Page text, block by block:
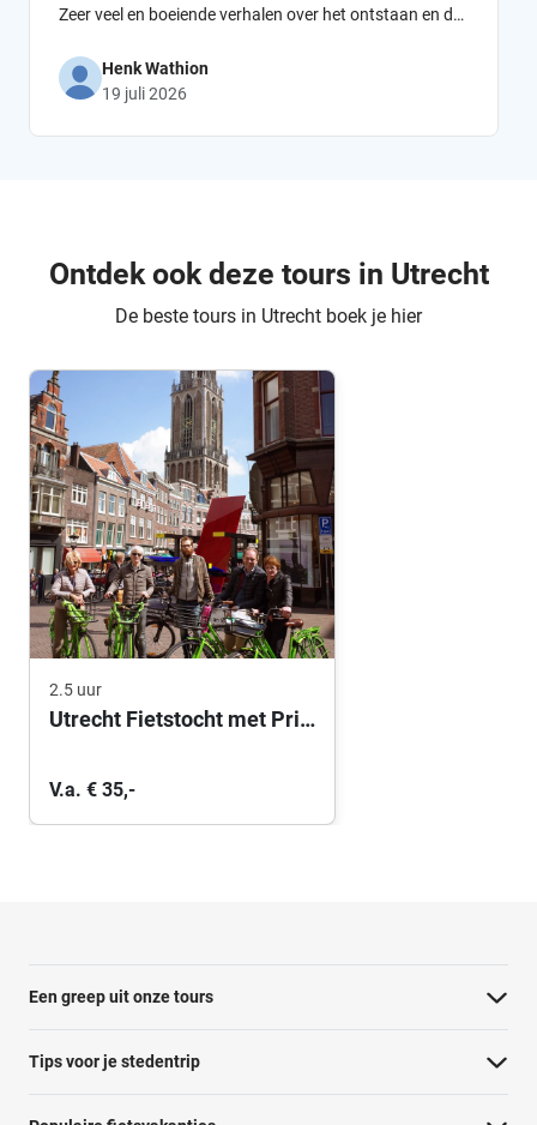
Zeer veel en boeiende verhalen over het ontstaan en de
opnieuw!Henk Wathion
19 juli 2026
Ontdek ook deze tours in Utrecht
De beste tours in Utrecht boek je hier
2.5 uur
Utrecht Fietstocht met Privé gids
V.a. € 35,-
Een greep uit onze tours
Barcelona Panorama tour
Dubai Highlights fietstour
Tips voor je stedentrip
Wat te doen in Amsterdam